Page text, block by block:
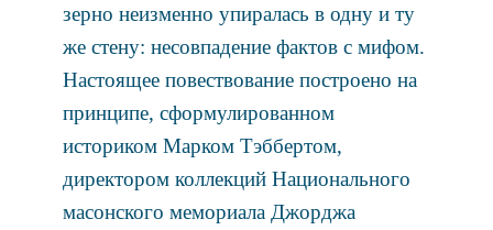
зерно неизменно упиралась в одну и ту
же стену: несовпадение фактов с мифом.
Настоящее повествование построено на
принципе, сформулированном
историком Марком Тэббертом,
директором коллекций Национального
масонского мемориала Джорджа